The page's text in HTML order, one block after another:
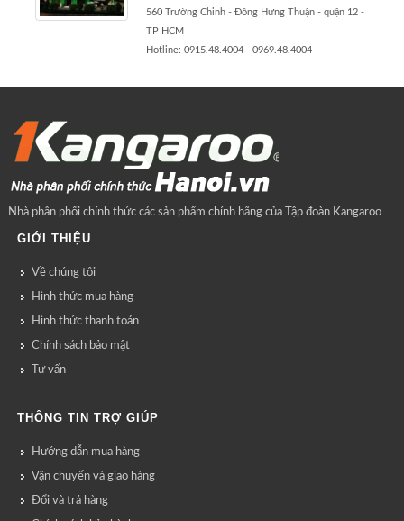
560 Trường Chinh - Đông Hưng Thuận - quận 12 -
TP HCM
Hotline: 0915.48.4004 - 0969.48.4004
Nhà phân phối chính thức các sản phẩm chính hãng của Tập đoàn Kangaroo
GIỚI THIỆU
Về chúng tôi
Hình thức mua hàng
Hình thức thanh toán
Chính sách bảo mật
Tư vấn
THÔNG TIN TRỢ GIÚP
Hướng dẫn mua hàng
Vận chuyển và giao hàng
Đổi và trả hàng